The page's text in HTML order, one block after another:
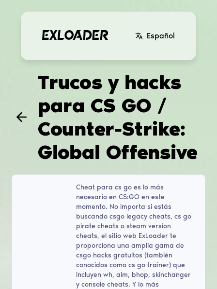
Español
Trucos y hacks
para CS GO /
Counter-Strike:
Global Offensive
Cheat para cs go es lo más
necesario en CS:GO en este
momento. No importa si estás
buscando csgo legacy cheats, cs go
pirate cheats o steam version
cheats, el sitio web ExLoader te
proporciona una amplia gama de
csgo hacks gratuitos (también
conocidos como cs go trainer) que
incluyen wh, aim, bhop, skinchanger
y console cheats. Y lo más